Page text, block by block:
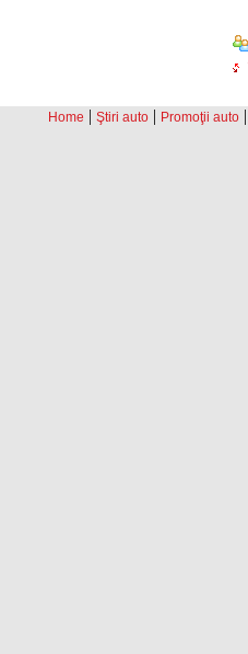
Home | Ştiri auto | Promoţii auto |